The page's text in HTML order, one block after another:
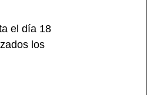
el día 18
los